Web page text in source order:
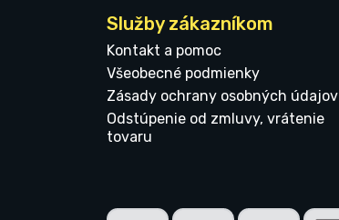
Služby zákazníkom
Kontakt a pomoc
Všeobecné podmienky
Zásady ochrany osobných údajov
Odstúpenie od zmluvy, vrátenie
tovaru